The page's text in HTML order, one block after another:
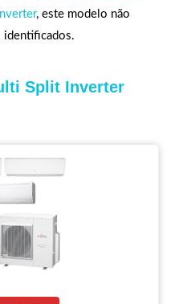
, este modelo não
identificados.
Split Inverter